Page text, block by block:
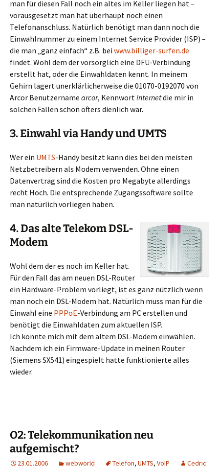
man für diesen Fall noch ein altes im Keller liegen hat –
vorausgesetzt man hat überhaupt noch einen
Telefonanschluss. Natürlich benötigt man dann noch die
Einwahlnummer zu einem Internet Service Provider (ISP) –
die man „ganz einfach“ z.B. bei www.billiger-surfen.de
findet. Wohl dem der vorsorglich eine DFÜ-Verbindung
erstellt hat, oder die Einwahldaten kennt. In meinem
Gehirn lagert unerklärlicherweise die 01070-0192070 von
Arcor Benutzername arcor, Kennwortinternetdie mir in
solchen Fällen schon öfters dienlich war.
3. Einwahl via Handy und UMTS
Wer ein UMTS-Handy besitzt kann dies bei den meisten
Netzbetreibern als Modem verwenden. Ohne einen
Datenvertrag sind die Kosten pro Megabyte allerdings
recht Hoch. Die entsprechende Zugangssoftware sollte
man natürlich vorliegen haben.
4. Das alte Telekom DSL-
Modem
Wohl dem der es noch im Keller hat.
Für den Fall das am neuen DSL-Router
ein Hardware-Problem vorliegt, ist es ganz nützlich wenn
man noch ein DSL-Modem hat. Natürlich muss man für die
Einwahl eine PPPoE-Verbindung am PC erstellen und
benötigt die Einwahldaten zum aktuellen ISP.
Ich konnte mich mit dem altem DSL-Modem einwählen.
Nachdem ich ein Firmware-Update in meinen Router
(Siemens SX541) eingespielt hatte funktionierte alles
wieder.
O2: Telekommunikation neu
aufgemischt?
23.01.2006 webworld Telefon, UMTS, VoIP
Cedric